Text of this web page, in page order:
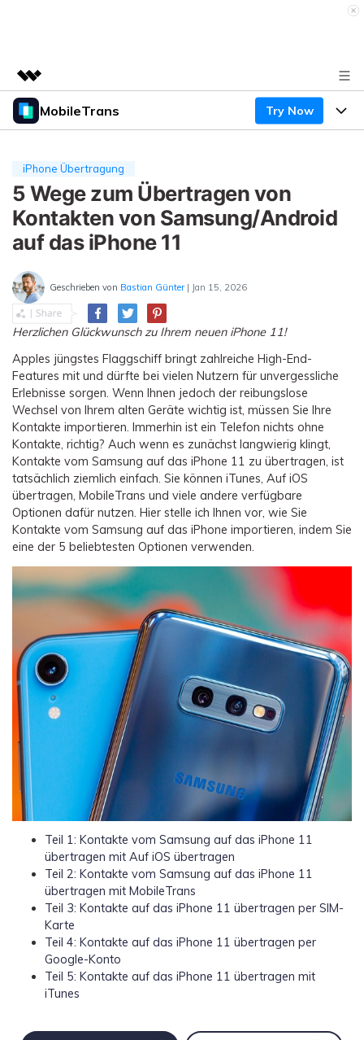
Top-Produkte
Dienstprogramme
Überblick
Über uns
Presseraum
Shop
Support
MobileTrans Try Now
Desktop
Mobile
Funktionen
Funktionen
Ressourcen
Handydatenübertragung
Handy-Backup & Wiederherstellung
WhatsApp Manager
Übertragung anderer Apps
WEITERE THEMEN ERKUNDEN
Preise
Preise für Windows
Preise für Mac
Preise für die App
Geschäftsplan
Bildungsplan
Lernen & Unterstützung
Wettbewerbe & Events
Lernen
Hilfe erhalten
Suche
Herunterladen
iPhone Übertragung
5 Wege zum Übertragen von
Kontakten von Samsung/Android
auf das iPhone 11
Geschrieben von Bastian Günter | Jan 15, 2026
Herzlichen Glückwunsch zu Ihrem neuen iPhone 11!
Apples jüngstes Flaggschiff bringt zahlreiche High-End-
Features mit und dürfte bei vielen Nutzern für unvergessliche
Erlebnisse sorgen. Wenn Ihnen jedoch der reibungslose
Wechsel von Ihrem alten Geräte wichtig ist, müssen Sie Ihre
Kontakte importieren. Immerhin ist ein Telefon nichts ohne
Kontakte, richtig? Auch wenn es zunächst langwierig klingt,
Kontakte vom Samsung auf das iPhone 11 zu übertragen, ist
tatsächlich ziemlich einfach. Sie können iTunes, Auf iOS
übertragen, MobileTrans und viele andere verfügbare
Optionen dafür nutzen. Hier stelle ich Ihnen vor, wie Sie
Kontakte vom Samsung auf das iPhone importieren, indem Sie
eine der 5 beliebtesten Optionen verwenden.
Teil 1: Kontakte vom Samsung auf das iPhone 11
übertragen mit Auf iOS übertragen
Teil 2: Kontakte vom Samsung auf das iPhone 11
übertragen mit MobileTrans
Teil 3: Kontakte auf das iPhone 11 übertragen per SIM-
Karte
Teil 4: Kontakte auf das iPhone 11 übertragen per
Google-Konto
Teil 5: Kontakte auf das iPhone 11 übertragen mit
iTunes